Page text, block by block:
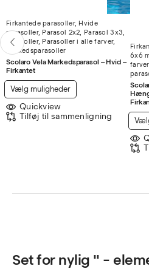
Firkantede parasoller, Hvide
parasoller, Parasol 2x2 Parasol 3x3
Parasoller, Parasoller i alle farver,
Markedsparasoller
Scolaro Vela Markedsparasol – Hvid –
Firkantet
Vælg muligheder Dette
vare
har
Mulighederne
på
Quickview
Tilføj til sammenligning
6x6
farver,
Set for nylig " -